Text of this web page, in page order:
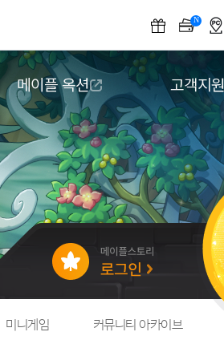
N
메이플 옥션
메이플 옥션
고객지원
다운로드
도움말/1:1문의
버그악용/불법프로
게임 접근성
미니게임 커뮤니티 아카이브